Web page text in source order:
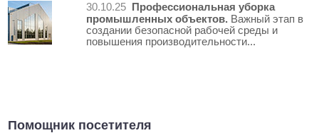
30.10.25 Профессиональная уборка
промышленных объектов. Важный этап в
создании безопасной рабочей среды и
повышения производительности...
Помощник посетителя